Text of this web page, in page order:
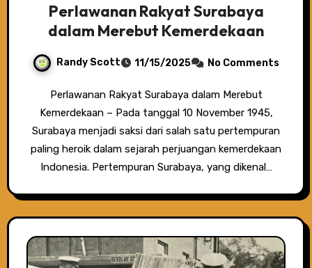
Perlawanan Rakyat Surabaya
dalam Merebut Kemerdekaan
Randy Scott 11/15/2025 No Comments
Perlawanan Rakyat Surabaya dalam Merebut
Kemerdekaan – Pada tanggal 10 November 1945,
Surabaya menjadi saksi dari salah satu pertempuran
paling heroik dalam sejarah perjuangan kemerdekaan
Indonesia. Pertempuran Surabaya, yang dikenal…